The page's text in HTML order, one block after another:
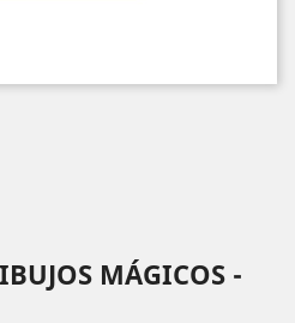
MÁGICOS -